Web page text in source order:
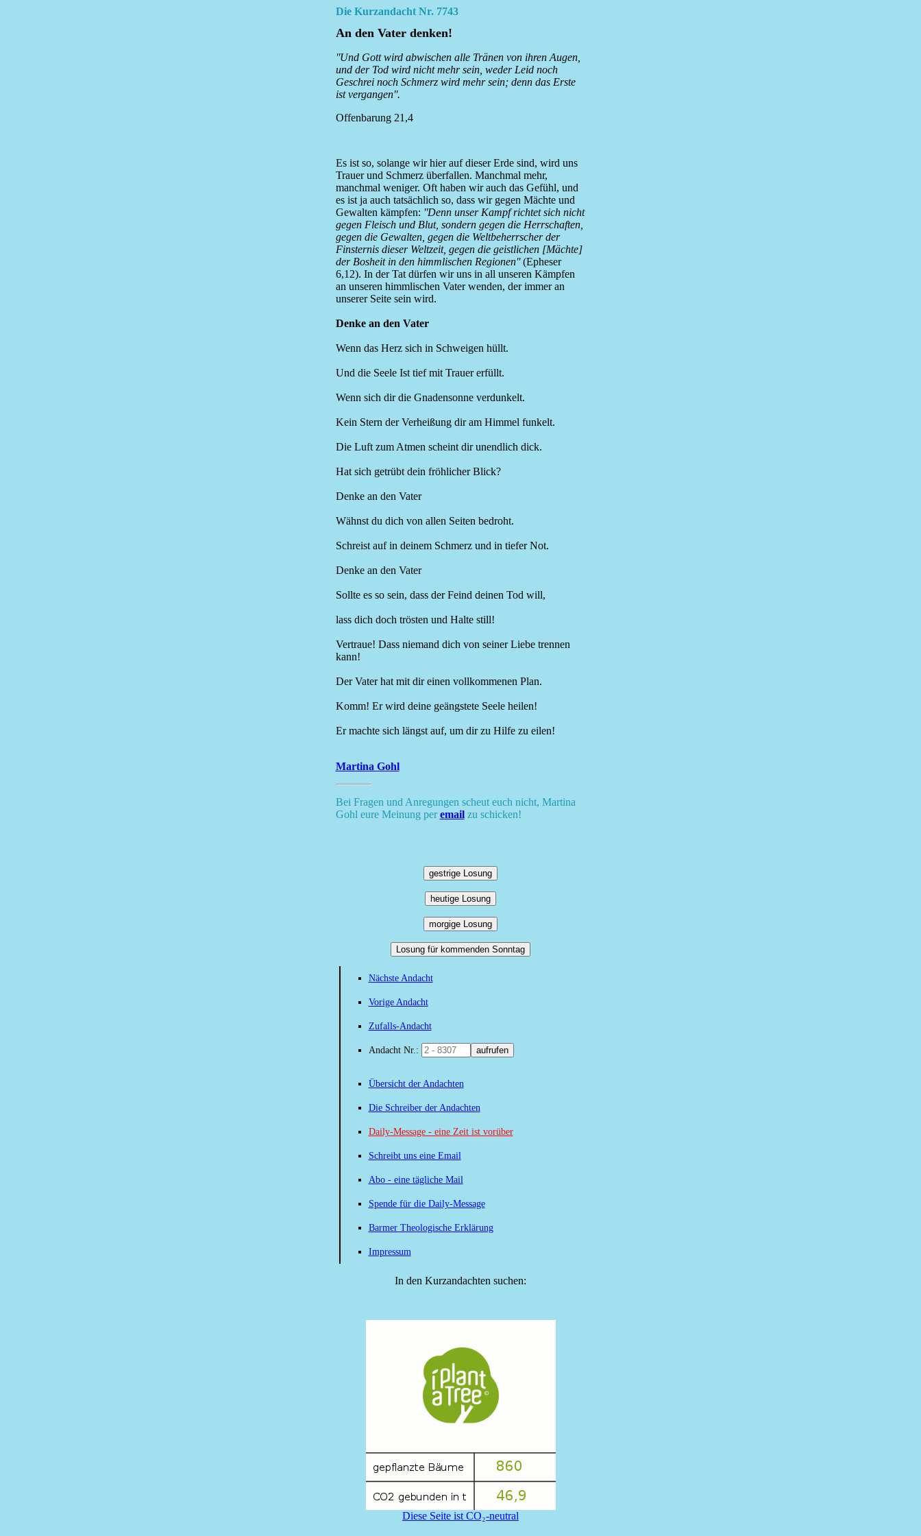
Die Kurzandacht Nr. 7743
An den Vater denken!
''Und Gott wird abwischen alle Tränen von ihren Augen,
und der Tod wird nicht mehr sein, weder Leid noch
Geschrei noch Schmerz wird mehr sein; denn das Erste
ist vergangen''.
Offenbarung 21,4
Es ist so, solange wir hier auf dieser Erde sind, wird uns
Trauer und Schmerz überfallen. Manchmal mehr,
manchmal weniger. Oft haben wir auch das Gefühl, und
es ist ja auch tatsächlich so, dass wir gegen Mächte und
Gewalten kämpfen: ''Denn unser Kampf richtet sich nicht
gegen Fleisch und Blut, sondern gegen die Herrschaften,
gegen die Gewalten, gegen die Weltbeherrscher der
Finsternis dieser Weltzeit, gegen die geistlichen [Mächte]
der Bosheit in den himmlischen Regionen''(Epheser
6,12). In der Tat dürfen wir uns in all unseren Kämpfen
an unseren himmlischen Vater wenden, der immer an
unserer Seite sein wird.
Denke an den Vater
Wenn das Herz sich in Schweigen hüllt.
Und die Seele Ist tief mit Trauer erfüllt.
Wenn sich dir die Gnadensonne verdunkelt.
Kein Stern der Verheißung dir am Himmel funkelt.
Die Luft zum Atmen scheint dir unendlich dick.
Hat sich getrübt dein fröhlicher Blick?
Denke an den Vater
Wähnst du dich von allen Seiten bedroht.
Schreist auf in deinem Schmerz und in tiefer Not.
Denke an den Vater
Sollte es so sein, dass der Feind deinen Tod will,
lass dich doch trösten und Halte still!
Vertraue! Dass niemand dich von seiner Liebe trennen
kann!
Der Vater hat mit dir einen vollkommenen Plan.
Komm! Er wird deine geängstete Seele heilen!
Er machte sich längst auf, um dir zu Hilfe zu eilen!
Martina Gohl
Bei Fragen und Anregungen scheut euch nicht, Martina
Gohl eure Meinung peremailzu schicken!
gestrige Losung
heutige Losung
morgige Losung
Losung für kommenden Sonntag
Nächste Andacht
Vorige Andacht
Zufalls-Andacht
Andacht Nr.: aufrufen
Übersicht der Andachten
Die Schreiber der Andachten
Daily-Message - eine Zeit ist vorüber
Schreibt uns eine Email
Abo - eine tägliche Mail
Spende für die Daily-Message
Barmer Theologische Erklärung
Impressum
In den Kurzandachten suchen:
Diese Seite ist CO₂-neutral